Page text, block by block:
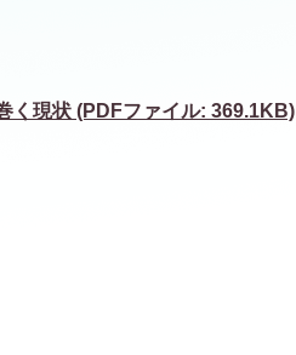
く現状 (PDFファイル: 369.1KB)